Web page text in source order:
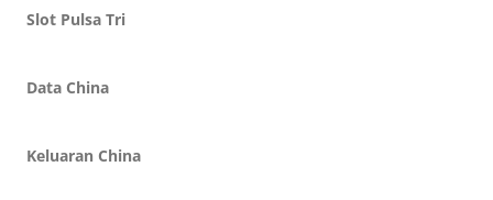
Slot Pulsa Tri
Data China
Keluaran China